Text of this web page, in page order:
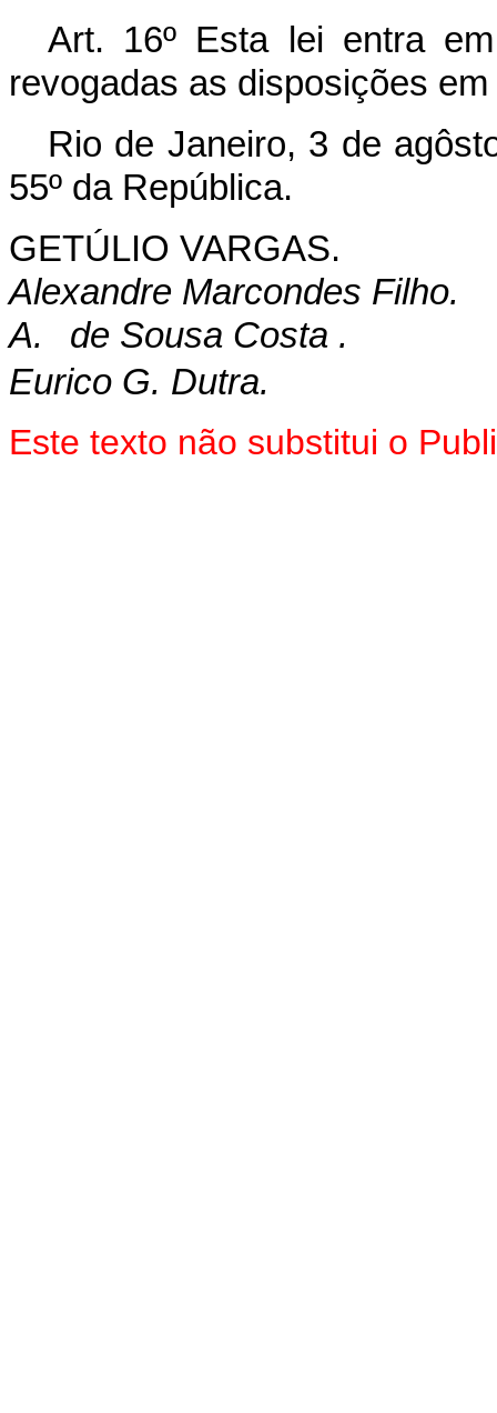
Art. 16º Esta lei entra
revogadas as disposições
Rio de Janeiro, 3 de
55º da República.
GETÚLIO VARGAS.
Alexandre Marcondes Filho.
A.
de Sousa Costa .
Eurico G. Dutra.
Este texto não substitui o